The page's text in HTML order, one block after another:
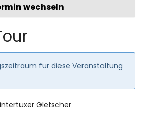
wechseln
für diese Veranstaltung
Gletscher